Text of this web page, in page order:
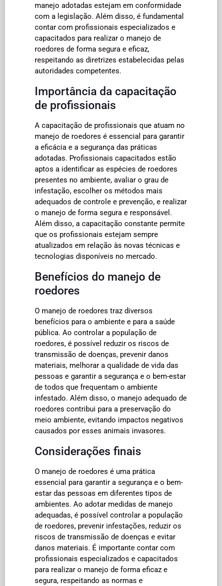
manejo adotadas estejam em conformidade
com a legislação. Além disso, é fundamental
contar com profissionais especializados e
capacitados para realizar o manejo de
roedores de forma segura e eficaz,
respeitando as diretrizes estabelecidas pelas
autoridades competentes.
Importância da capacitação
de profissionais
A capacitação de profissionais que atuam no
manejo de roedores é essencial para garantir
a eficácia e a segurança das práticas
adotadas. Profissionais capacitados estão
aptos a identificar as espécies de roedores
presentes no ambiente, avaliar o grau de
infestação, escolher os métodos mais
adequados de controle e prevenção, e realizar
o manejo de forma segura e responsável.
Além disso, a capacitação constante permite
que os profissionais estejam sempre
atualizados em relação às novas técnicas e
tecnologias disponíveis no mercado.
Benefícios do manejo de
roedores
O manejo de roedores traz diversos
benefícios para o ambiente e para a saúde
pública. Ao controlar a população de
roedores, é possível reduzir os riscos de
transmissão de doenças, prevenir danos
materiais, melhorar a qualidade de vida das
pessoas e garantir a segurança e o bem-estar
de todos que frequentam o ambiente
infestado. Além disso, o manejo adequado de
roedores contribui para a preservação do
meio ambiente, evitando impactos negativos
causados por esses animais invasores.
Considerações finais
O manejo de roedores é uma prática
essencial para garantir a segurança e o bem-
estar das pessoas em diferentes tipos de
ambientes. Ao adotar medidas de manejo
adequadas, é possível controlar a população
de roedores, prevenir infestações, reduzir os
riscos de transmissão de doenças e evitar
danos materiais. É importante contar com
profissionais especializados e capacitados
para realizar o manejo de forma eficaz e
segura, respeitando as normas e